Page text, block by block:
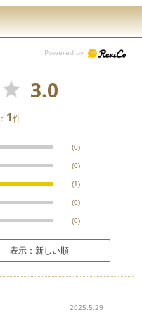
3.0
1件
(0)
(0)
(1)
(0)
(0)
表示：新しい順
2025.5.29